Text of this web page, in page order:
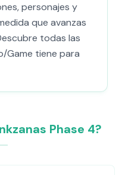
personajes y
que avanzas
todas las
Game tiene para
Phase 4?